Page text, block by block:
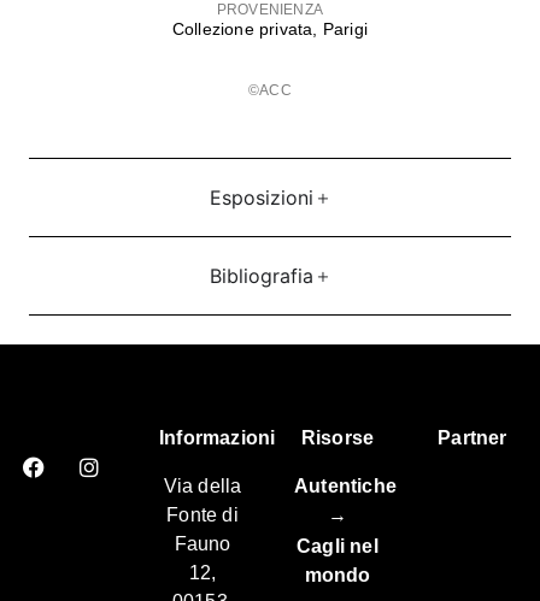
PROVENIENZA
Collezione privata, Parigi
©ACC
Esposizioni
Bibliografia
Informazioni
Via della
Fonte di
Fauno
12,
Risorse
Autentiche
→
Cagli nel
mondo
Partner